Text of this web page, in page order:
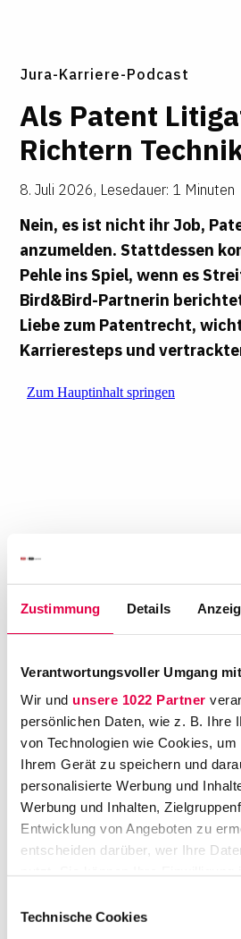
Zustimmung Details
Verantwortungsvoller Umgang
Wir und unsere 1022 Partner
persönlichen Daten, wie z. B. Ihre
von Technologien wie Cookies,
Ihrem Gerät zu speichern und
personalisierte Werbung und
Werbung und Inhalten,
Entwicklung von Angeboten zu
entscheiden darüber, wer Ihre
Trigger Symbol ändern oder
Technische Cookies
Jura-Karriere-Podcast
Als Patent
Rich­tern
8. Juli 2026, Lesedauer: 1 Minuten
Nein, es ist nicht ihr Job,
anzumelden. Stattdessen
Pehle ins Spiel, wenn es
Bird&Bird-Partnerin
Liebe zum Patentrecht,
Karrieresteps und
Auslandssemester zum
ausgesucht. Für Patentrecht
interessierte sich die Tochter
Juristenpaares damals
Partnerin bei Bird&Bird und
Spiel, wenn Mandanten in
Patentrechtsstreitigkeiten
etwa weil ein Konkurrent ihr
oder weil sie von
werden.
Ein spannender Job, bei dem